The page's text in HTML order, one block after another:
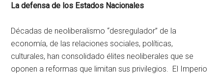
La defensa de los Estados Nacionales
Décadas de neoliberalismo “desregulador” de la
economía, de las relaciones sociales, políticas,
culturales, han consolidado élites neoliberales que se
oponen a reformas que limitan sus privilegios. El Imperio